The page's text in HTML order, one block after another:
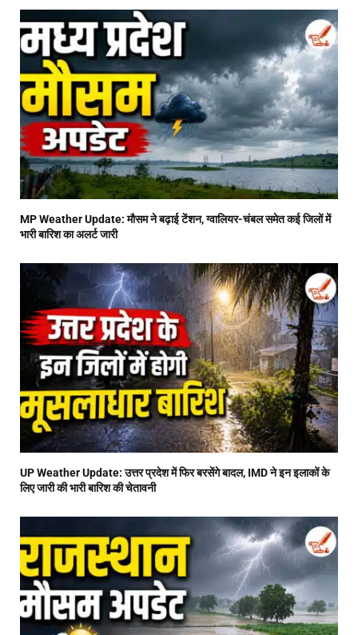
MP Weather Update: मौसम ने बढ़ाई टेंशन, ग्वालियर-चंबल समेत कई जिलों में
भारी बारिश का अलर्ट जारी
UP Weather Update: उत्तर प्रदेश में फिर बरसेंगे बादल, IMD ने इन इलाकों के
लिए जारी की भारी बारिश की चेतावनी